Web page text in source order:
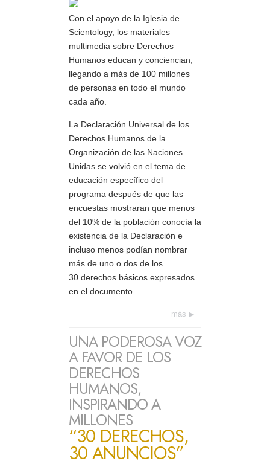
Con el apoyo de la Iglesia de
Scientology, los materiales
multimedia sobre Derechos
Humanos educan y conciencian,
llegando a más de 100 millones
de personas en todo el mundo
cada año.
La Declaración Universal de los
Derechos Humanos de la
Organización de las Naciones
Unidas se volvió en el tema de
educación específico del
programa después de que las
encuestas mostraran que menos
del 10% de la población conocía la
existencia de la Declaración e
incluso menos podían nombrar
más de uno o dos de los
30 derechos básicos expresados
en el documento.
más
UNA PODEROSA VOZ
A FAVOR DE LOS
DERECHOS
HUMANOS,
INSPIRANDO A
MILLONES
“30 DERECHOS,
30 ANUNCIOS”